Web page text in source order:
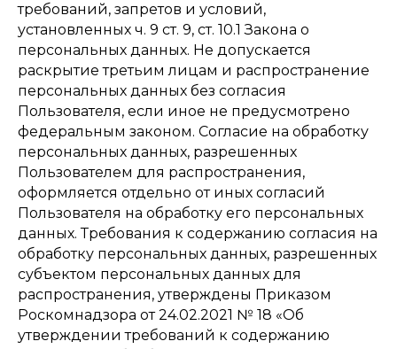
требований, запретов и условий,
установленных ч. 9 ст. 9, ст. 10.1 Закона о
персональных данных. Не допускается
раскрытие третьим лицам и распространение
персональных данных без согласия
Пользователя, если иное не предусмотрено
федеральным законом. Согласие на обработку
персональных данных, разрешенных
Пользователем для распространения,
оформляется отдельно от иных согласий
Пользователя на обработку его персональных
данных. Требования к содержанию согласия на
обработку персональных данных, разрешенных
субъектом персональных данных для
распространения, утверждены Приказом
Роскомнадзора от 24.02.2021 № 18 «Об
утверждении требований к содержанию